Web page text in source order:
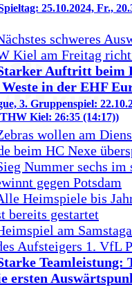
25.10.2024, Fr.,
schweres
Kiel am Freitag
Auftritt beim
in der EHF
3. Gruppenspiel:
Kiel: 26:35 (14:17))
wollen am
beim HC Nexe
Nummer sechs
gegen Potsdam
Heimspiele bis
bereits gestartet
am
Aufsteigers 1. VfL
ersten